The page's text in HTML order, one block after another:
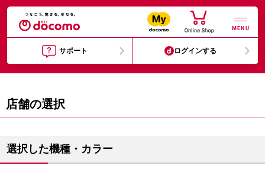
MENU
サポート ログインする
店舗の選択
選択した機種・カラー